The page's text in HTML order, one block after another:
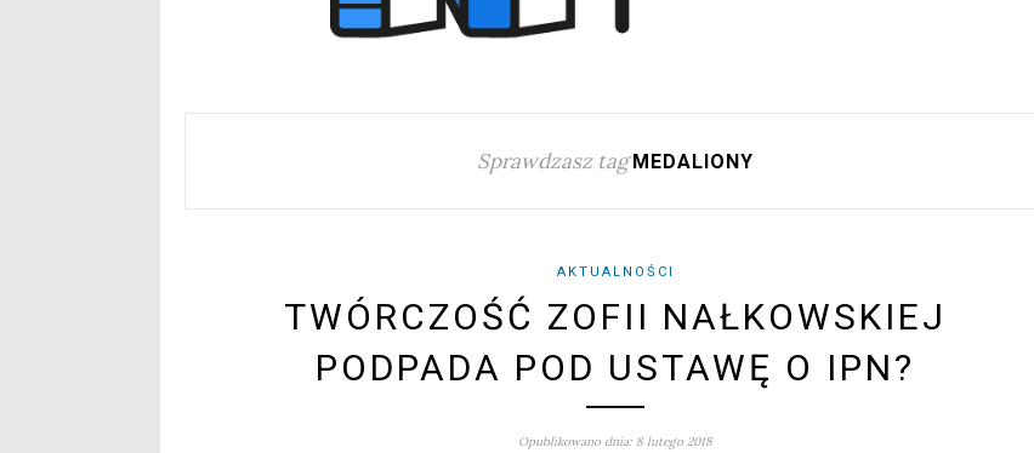
Sprawdzasz tag MEDALIONY
AKTUALNOŚCI
TWÓRCZOŚĆ ZOFII NAŁKOWSKIEJ
PODPADA POD USTAWĘ O IPN?
Opublikowano dnia: 8 lutego 2018